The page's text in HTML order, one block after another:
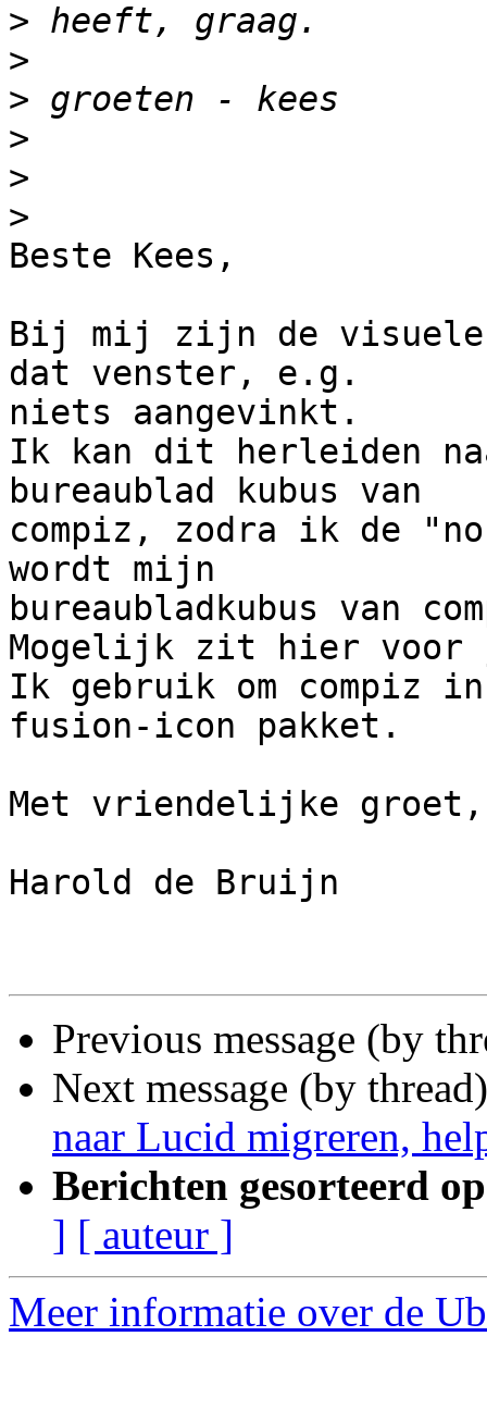
>
>
>
>
>
>
Beste Kees,
Bij mij zijn de visuele
dat venster, e.g.
niets aangevinkt.
Ik kan dit herleiden
bureaublad kubus van
compiz, zodra ik de
wordt mijn
bureaubladkubus van
Mogelijk zit hier voor
Ik gebruik om compiz
fusion-icon pakket.
Met vriendelijke groet,
Harold de Bruijn
Previous message (by
Next message (by
naar Lucid migreren,
Berichten gesorteerd
] [ auteur ]
Meer informatie over de